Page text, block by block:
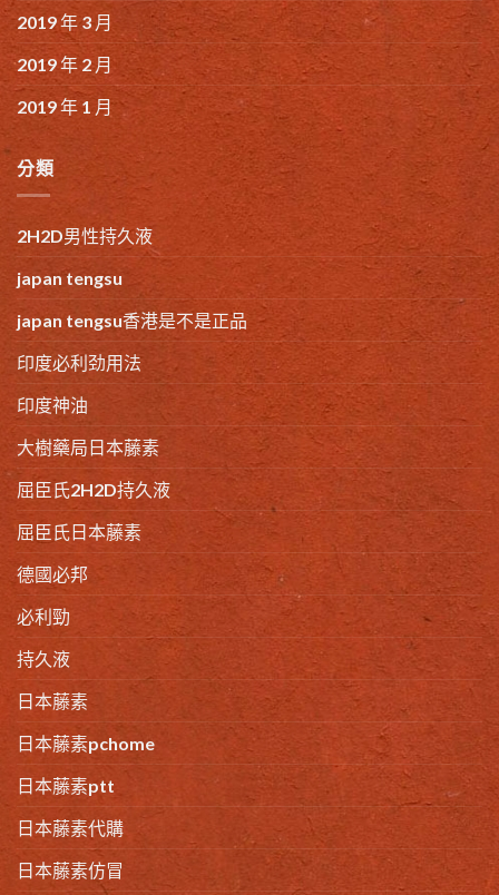
2019 年 3 月
2019 年 2 月
2019 年 1 月
分類
2H2D男性持久液
japan tengsu
japan tengsu香港是不是正品
印度必利劲用法
印度神油
大樹藥局日本藤素
屈臣氏2H2D持久液
屈臣氏日本藤素
德國必邦
必利勁
持久液
日本藤素
日本藤素pchome
日本藤素ptt
日本藤素代購
日本藤素仿冒